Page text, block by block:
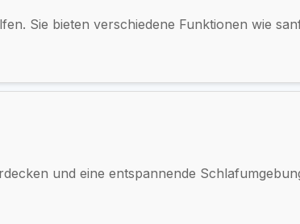
Sie bieten verschiedene Funktionen wie
und eine entspannende